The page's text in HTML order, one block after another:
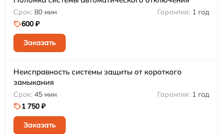
80 мин
1 год
600 ₽
Заказать
Неисправность системы защиты от короткого
замыкания
45 мин
1 год
1 750 ₽
Заказать